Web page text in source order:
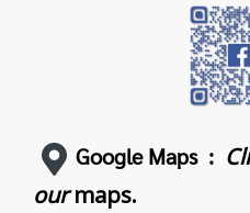
Google Maps :
ourmaps.